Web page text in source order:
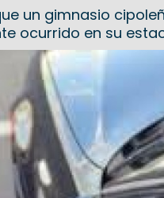
un gimnasio
ocurrido en su